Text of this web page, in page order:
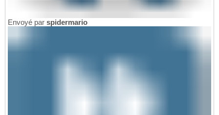
Envoyé par spidermario